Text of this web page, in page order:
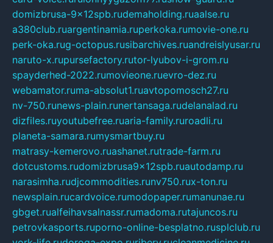
domizbrusa-9x12spb.rudemaholding.ruaalse.ru
a380club.ruargentinamia.ruperkoka.rumovie-one.ru
perk-oka.rug-octopus.rusibarchives.ruandreislyusar.ru
naruto-x.rupursefactory.rutor-lyubov-i-grom.ru
spayderhed-2022.rumovieone.ruevro-dez.ru
webamator.ruma-absolut1.ruavtopomosch27.ru
nv-750.runews-plain.runertansaga.rudelanalad.ru
dizfiles.ruyoutubefree.ruaria-family.ruroadli.ru
planeta-samara.rumysmartbuy.ru
matrasy-kemerovo.ruashanet.rutrade-farm.ru
dotcustoms.rudomizbrusa9x12spb.ruautodamp.ru
narasimha.rudjcommodities.runv750.rux-ton.ru
newsplain.rucardvoice.rumodopaper.rumanunae.ru
gbget.rualfeihavsalnassr.rumadoma.rutajuncos.ru
petrovkasports.ruporno-online-besplatno.rusplclub.ru